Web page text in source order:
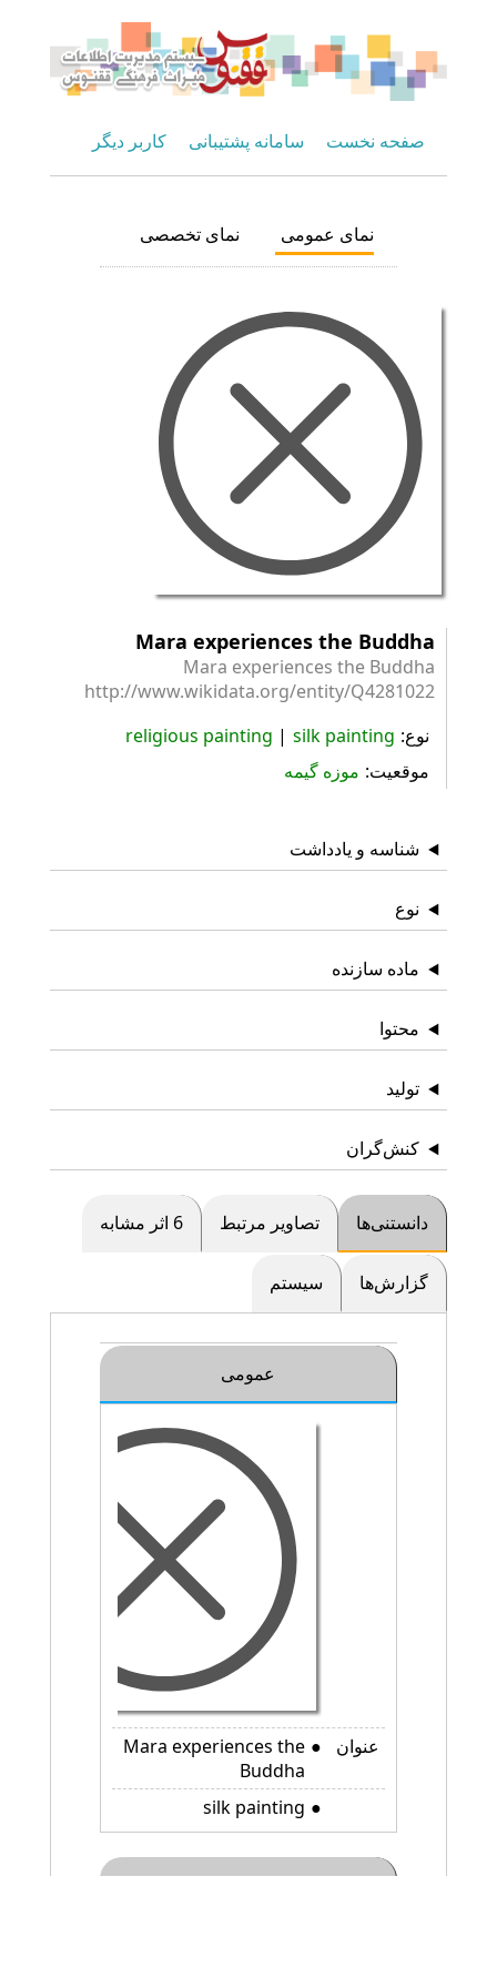
صفحه نخست سامانه پشتیبانی کاربر دیگر
نمای عمومی نمای تخصصی
Mara experiences the Buddha
Mara experiences the Buddha
http://www.wikidata.org/entity/Q4281022
نوع silk painting
religious painting
موقعیت موزه گیمه
شناسه و یادداشت
نوع
ماده سازنده
محتوا
تولید
کنش‌گران
دانستنی‌ها تصاویر مرتبط 6 اثر مشابه
گزارش‌ها سیستم